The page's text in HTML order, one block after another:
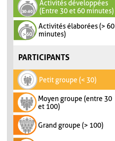
Activités développées
(Entre 30 et 60 minutes)
Activités élaborées (> 60
minutes)
PARTICIPANTS
Petit groupe (< 30)
Moyen groupe (entre 30
et 100)
Grand groupe (> 100)